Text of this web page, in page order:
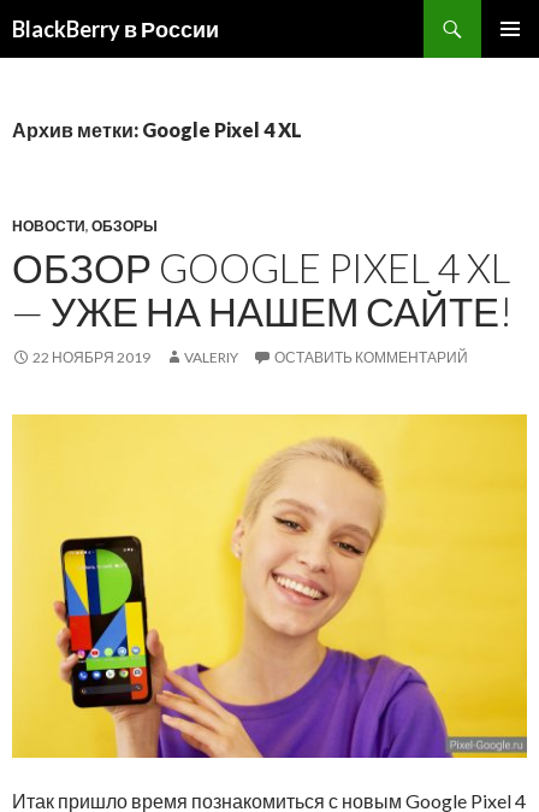
BlackBerry в России
Архив метки: Google Pixel 4 XL
НОВОСТИ, ОБЗОРЫ
ОБЗОР GOOGLE PIXEL 4 XL
— УЖЕ НА НАШЕМ САЙТЕ!
22 НОЯБРЯ 2019 VALERIY ОСТАВИТЬ КОММЕНТАРИЙ
Итак пришло время познакомиться с новым Google Pixel 4